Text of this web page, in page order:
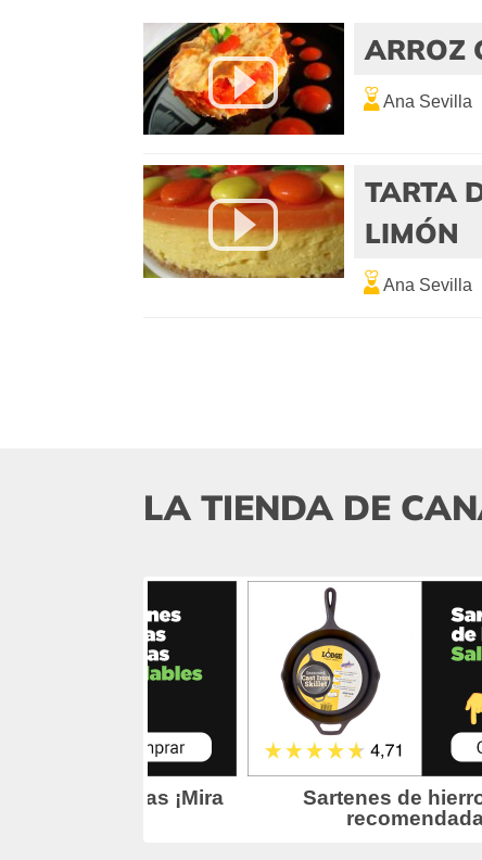
ARROZ
Ana Sevilla
TARTA
LIMÓN
Ana Sevilla
LA TIENDA DE